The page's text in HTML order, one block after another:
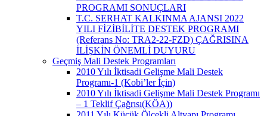
PROGRAMI SONUÇLARI
T.C. SERHAT KALKINMA AJANSI 2022
YILI FİZİBİLİTE DESTEK PROGRAMI
(Referans No: TRA2-22-FZD) ÇAĞRISINA
İLİŞKİN ÖNEMLİ DUYURU
Geçmiş Mali Destek Programları
2010 Yılı İktisadi Gelişme Mali Destek
Programı-1 (Kobi’ler İçin)
2010 Yılı İktisadi Gelişme Mali Destek Programı
– 1 Teklif Çağrısı(KÖA))